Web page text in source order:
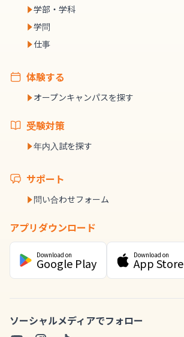
学部・学科
学問
仕事
体験する
オープンキャンパスを探す
受験対策
年内入試を探す
サポート
問い合わせフォーム
アプリダウンロード
Download on
Google Play
Download on
App Store
ソーシャルメディアでフォロー